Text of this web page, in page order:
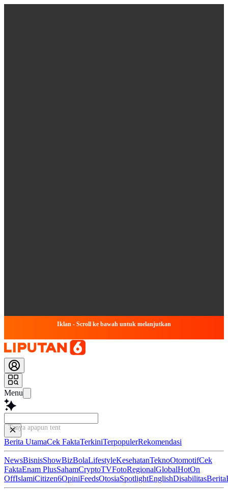
Iklan - Scroll ke bawah untuk melanjutkan
Menu
Tanya apapun tentang artik
Berita UtamaCek FaktaTerkiniTerpopulerRekomendasi
NewsBisnisShowBizBolaLifestyleKesehatanTeknoOtomotifCek
FaktaEnam PlusSahamCryptoTVFotoRegionalGlobalHotOn
OffIslamiCitizen6OpiniFeedsOtosiaSpotlightEnglishDisabilitasBerita